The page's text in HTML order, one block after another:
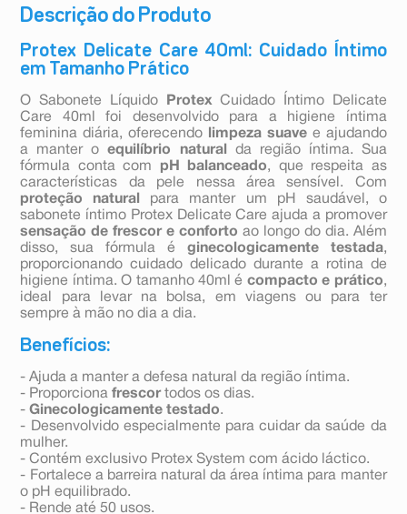
Descrição do Produto
Protex Delicate Care 40ml: Cuidado Íntimo
em Tamanho Prático
O Sabonete Líquido ProtexCuidado Íntimo Delicate
Care 40ml foi desenvolvido para a higiene íntima
feminina diária, oferecendo
limpeza suavee ajudando
a manter oequilíbrio natural
da região íntima. Sua
fórmula conta com pH balanceado, que respeita as
características da pele nessa área sensível. Com
proteção natural
para manter um pH saudável, o
sabonete íntimo Protex Delicate Care ajuda a promover
sensação de frescor e conforto ao longo do dia. Além
disso, sua fórmula é ginecologicamente testada,
proporcionando cuidado delicado durante a rotina de
higiene íntima. O tamanho 40ml é compacto e prático,
ideal para levar na bolsa, em viagens ou para ter
sempre à mão no dia a dia.
Benefícios:
- Ajuda a manter a defesa natural da região íntima.
- Proporcionafrescortodos os dias.
-Ginecologicamente testado.
- Desenvolvido especialmente para cuidar da saúde da
mulher.
- Contém exclusivo Protex System com ácido láctico.
- Fortalece a barreira natural da área íntima para manter
o pH equilibrado.
- Rende até 50 usos.